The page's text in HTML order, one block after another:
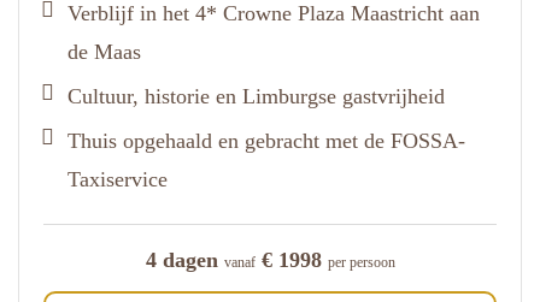
Verblijf in het 4* Crowne Plaza Maastricht aan
de Maas
Cultuur, historie en Limburgse gastvrijheid
Thuis opgehaald en gebracht met de FOSSA-
Taxiservice
4 dagen vanaf€ 1998 per persoon